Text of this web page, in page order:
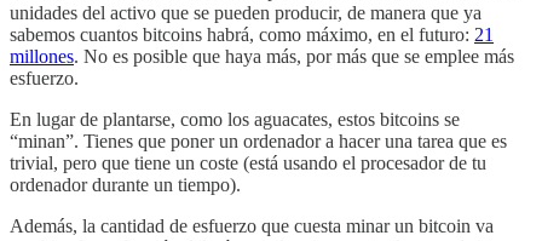
unidades del activo que se pueden producir, de manera que ya
sabemos cuantos bitcoins habrá, como máximo, en el futuro: 21
millones. No es posible que haya más, por más que se emplee más
esfuerzo.
En lugar de plantarse, como los aguacates, estos bitcoins se
“minan”. Tienes que poner un ordenador a hacer una tarea que es
trivial, pero que tiene un coste (está usando el procesador de tu
ordenador durante un tiempo).
Además, la cantidad de esfuerzo que cuesta minar un bitcoin va